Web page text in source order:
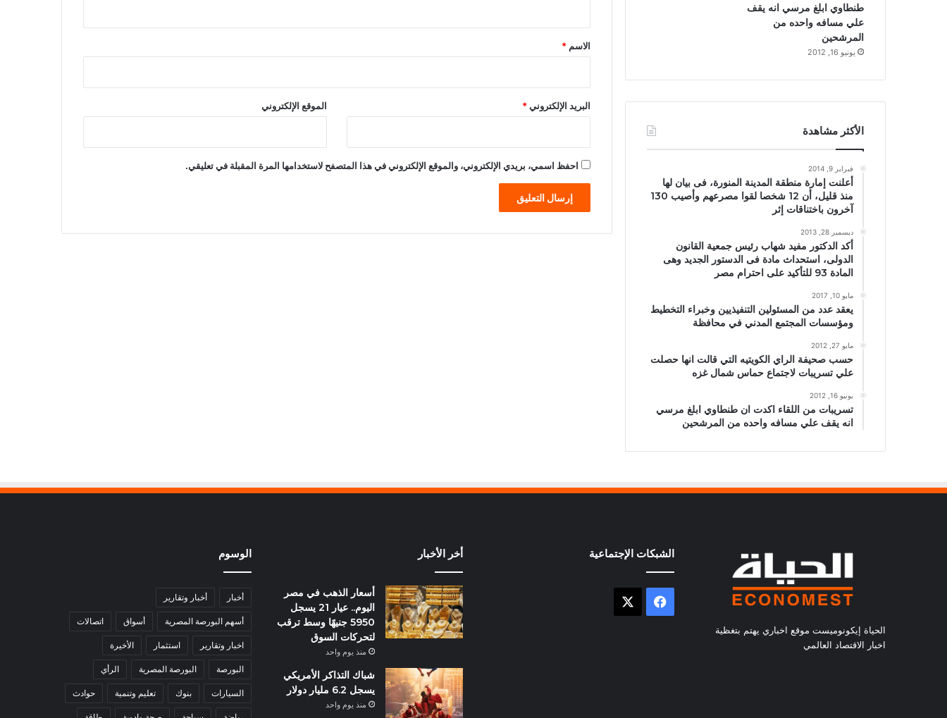
*
الاسم *
البريد الإلكتروني* الموقع الإلكتروني
احفظ اسمي، بريدي الإلكتروني، والموقع الإلكتروني في هذا المتصفح لاستخدامها المرة المقبلة في تعليقي.
طنطاوي ابلغ مرسي انه يقف
علي مسافه واحده من
المرشحين
يونيو 16, 2012
الأكثر مشاهدة
فبراير 9, 2014
أعلنت إمارة منطقة المدينة المنورة، فى بيان لها
منذ قليل، أن 12 شخصا لقوا مصرعهم وأصيب 130
آخرون باختناقات إثر
ديسمبر 28, 2013
أكد الدكتور مفيد شهاب رئيس جمعية القانون
الدولى، استحداث مادة فى الدستور الجديد وهى
المادة 93 للتأكيد على احترام مصر
مايو 10, 2017
يعقد عدد من المسئولين التنفيذيين وخبراء التخطيط
ومؤسسات المجتمع المدني في محافظة
مايو 27, 2012
حسب صحيفة الراي الكويتيه التي قالت انها حصلت
علي تسريبات لاجتماع حماس شمال غزه
يونيو 16, 2012
تسريبات من اللقاء اكدت ان طنطاوي ابلغ مرسي
انه يقف علي مسافه واحده من المرشحين
الحياة إيكونوميست موقع اخباري يهتم بتغظية
اخبار الاقتصاد العالمي
الشبكات الإجتماعية
فيسبوك
أخر الأخبار
أسعار الذهب في مصر
اليوم.. عيار 21 يسجل
5950 جنيهًا وسط ترقب
لتحركات السوق
منذ يوم واحد
شباك التذاكر الأمريكي
يسجل 6.2 مليار دولار
منذ يوم واحد
الوسوم
أخبار أخبار وتقارير
أسهم البورصة المصرية أسواق اتصالات
اخبار وتقارير استثمار الأخيرة
البورصة البورصة المصرية الرأي
السيارات بنوك تعليم وتنمية حوادث